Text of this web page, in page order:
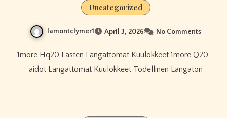
Uncategorized
lamontclymer1 April 3, 2026 No Comments
1more Hq20 Lasten Langattomat Kuulokkeet 1more Q20 -
aidot Langattomat Kuulokkeet Todellinen Langaton